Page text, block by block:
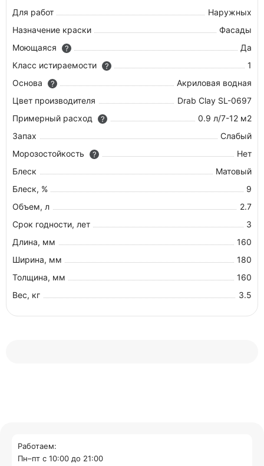
Для работ
Наружных
Назначение краски
Фасады
Моющаяся
?
Да
Класс истираемости
?
1
Основа
?
Акриловая водная
Цвет производителя
Drab Clay SL-0697
Примерный расход
?
0.9 л/7-12 м2
Запах
Слабый
Морозостойкость
?
Нет
Блеск
Матовый
Блеск, %
9
Объем, л
2.7
Срок годности, лет
3
Длина, мм
160
Ширина, мм
180
Толщина, мм
160
Вес, кг
3.5
Работаем:
Пн–пт с 10:00 до 21:00